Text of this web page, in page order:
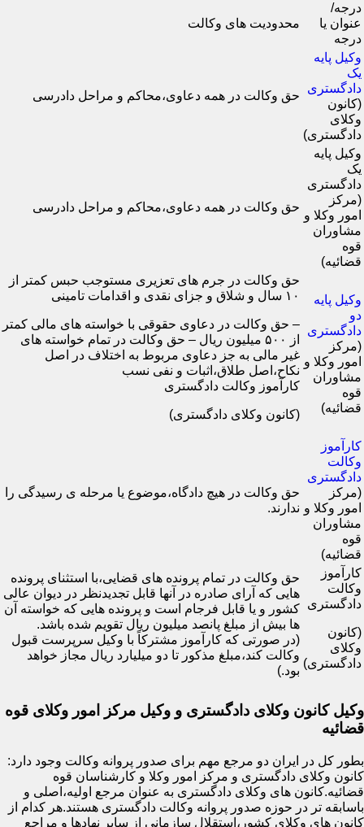
درجه/
عنوان یا
درجه
محدودیت های وکالت
وکیل پایه
یک
دادگستری
(کانون
وکلای
دادگستری)
حق وکالت در همه دعاوی،محاکم و مراحل دادرسی
وکیل پایه
یک
دادگستری
(مرکز
امور وکلا و
مشاوران
قوه
قضائیه)
حق وکالت در همه دعاوی،محاکم و مراحل دادرسی
وکیل پایه
دو
دادگستری
(مرکز
امور وکلا و
مشاوران
قوه
قضائیه)
حق وکالت در جرم های تعزیری مستوجب حبس کمتر از
۱۰ سال و شلاق و جزای نقدی و اقدامات تامینی
– حق وکالت در دعاوی حقوقی با خواسته های مالی کمتر
از ۵۰۰ میلیون ریال – حق وکالت در تمام خواسته های
غیر مالی به جز دعاوی مربوط به اختلاف در اصل
نکاح،اصل طلاق،اثبات و نفی نسب
کارآموز وکالت دادگستری
(کانون وکلای دادگستری)
کارآموز
وکالت
دادگستری
(مرکز
امور وکلا و
مشاوران
قوه
قضائیه)
حق وکالت در هیچ دادگاه،موضوع یا مرحله ی رسیدگی را
ندارند.
کارآموز
وکالت
دادگستری
(کانون
وکلای
دادگستری)
حق وکالت در تمام پرونده های قضایی،با استثنای پرونده
هایی که آرای صادره در آنها قابل تجدیدنظر در دیوان عالی
کشور و یا قابل فرجام است و پرونده هایی که خواسته آن
ها بیش از مبلغ پانصد میلیون ریال تقویم شده باشد.
(در صورتی که کارآموز مشترکاً با وکیل سرپرست قبول
وکالت کند،مبلغ مذکور تا دو میلیارد ریال مجاز خواهد
بود.)
وکیل کانون وکلای دادگستری و وکیل مرکز امور وکلای قوه
قضائیه
بطور کل در ایران دو مرجع مهم برای صدور پروانه وکالت وجود دارد:
کانون وکلای دادگستری و مرکز امور وکلا و کارشناسان قوه
قضائیه.کانون های وکلای دادگستری به عنوان مرجع اولیه،اصلی و
باسابقه تر در حوزه صدور پروانه وکالت دادگستری هستند.هر کدام از
کانون های وکلای کشور،استقلال سازمانی از سایر نهادها و مراجع